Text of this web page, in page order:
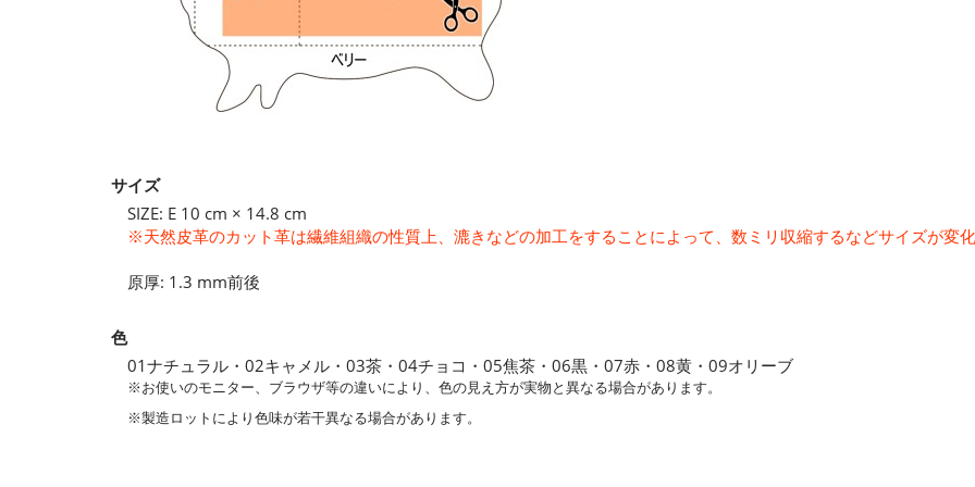
サイズ
SIZE: E 10 cm × 14.8 cm
※天然皮革のカット革は繊維組織の性質上、漉きなどの加工をすることによって、数ミリ収縮するなどサイズが変化
原厚: 1.3 mm前後
色
01ナチュラル・02キャメル・03茶・04チョコ・05焦茶・06黒・07赤・08黄・09オリーブ
※お使いのモニター、ブラウザ等の違いにより、色の見え方が実物と異なる場合があります。
※製造ロットにより色味が若干異なる場合があります。